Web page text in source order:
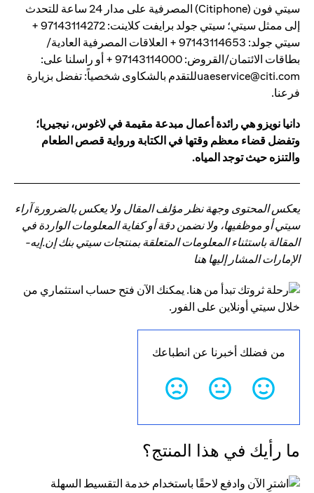
سيتي فون (Citiphone) المصرفية على مدار 24 ساعة للتحدث
إلى ممثل سيتي؛ سيتي جولد برايفت كلاينت: 97143114272 +
سيتي جولد: 97143114653 + العلاقات المصرفية العادية/
بطاقات الائتمان/القروض: 97143114000 + أو راسلنا على:
uaeservice@citi.comللتقدم بالشكاوى شخصياً: تفضل بزيارة
فرعنا.
دانيا نويزو هي رائدة أعمال مبدعة مقيمة في لاغوس، نيجيريا؛
وتفضل قضاء معظم وقتها في الكتابة ورواية قصص الطعام
والتنزه حيث توجد المياه.
يعكس المحتوى وجهة نظر مؤلف المقال ولا يعكس بالضرورة آراء
سيتي أو موظفيها، ولا نضمن دقة أو كفاية المعلومات الواردة في
المقالة باستثناء المعلومات المتعلقة بمنتجات سيتي بنك إن.إيه-
الإمارات المشار إليها هنا
من فضلك أخبرنا عن انطباعك
ما رأيك في هذا المنتج؟